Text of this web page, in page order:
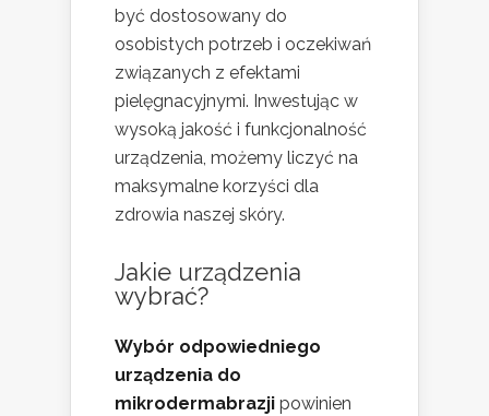
być dostosowany do
osobistych potrzeb i oczekiwań
związanych z efektami
pielęgnacyjnymi. Inwestując w
wysoką jakość i funkcjonalność
urządzenia, możemy liczyć na
maksymalne korzyści dla
zdrowia naszej skóry.
Jakie urządzenia
wybrać?
Wybór odpowiedniego
urządzenia do
mikrodermabrazji powinien